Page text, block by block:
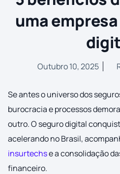
uma
Outubro 10, 2025
Se antes o universo dos
burocracia e processos
outro. O seguro digital
acelerando no Brasil,
insurtechse a consolidação
financeiro.